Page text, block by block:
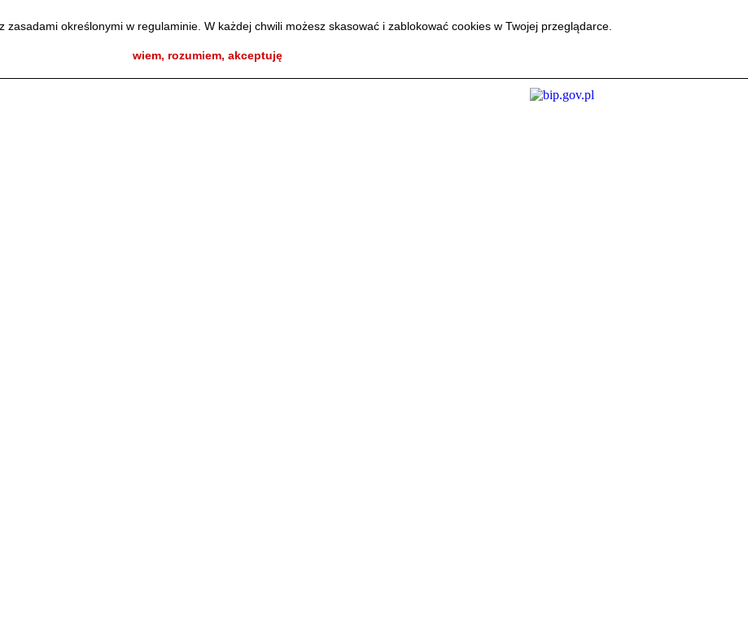
zasadami określonymi w regulaminie. W każdej chwili możesz skasować i zablokować cookies w Twojej przeglądarce.
wiem, rozumiem, akceptuję